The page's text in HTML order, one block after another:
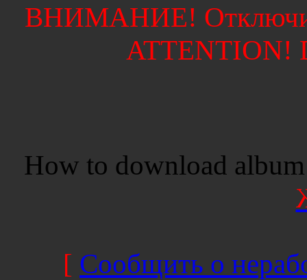
ВНИМАНИЕ!
ATTENTION!
How to download
[ Сообщить о